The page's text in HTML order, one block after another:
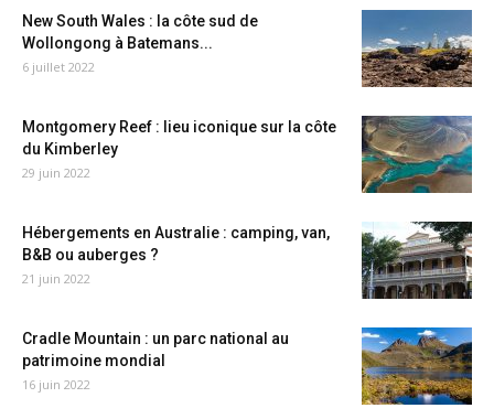
New South Wales : la côte sud de
Wollongong à Batemans...
6 juillet 2022
Montgomery Reef : lieu iconique sur la côte
du Kimberley
29 juin 2022
Hébergements en Australie : camping, van,
B&B ou auberges ?
21 juin 2022
Cradle Mountain : un parc national au
patrimoine mondial
16 juin 2022